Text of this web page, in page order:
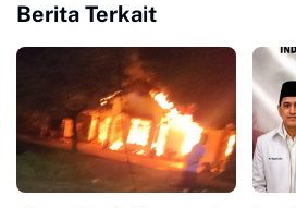
Berita Terkait